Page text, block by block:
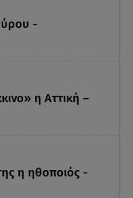
-
η Αττική –
η ηθοποιός -